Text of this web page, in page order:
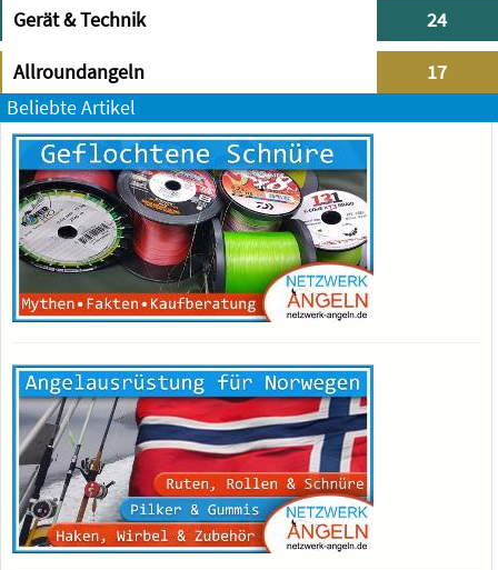
Gerät & Technik 24
Allroundangeln
17
Beliebte Artikel